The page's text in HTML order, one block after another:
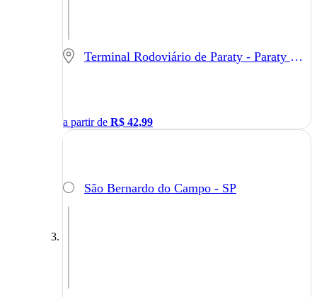
Terminal Rodoviário de Paraty - Paraty - RJ
a partir de R$ 42,99
São Bernardo do Campo - SP